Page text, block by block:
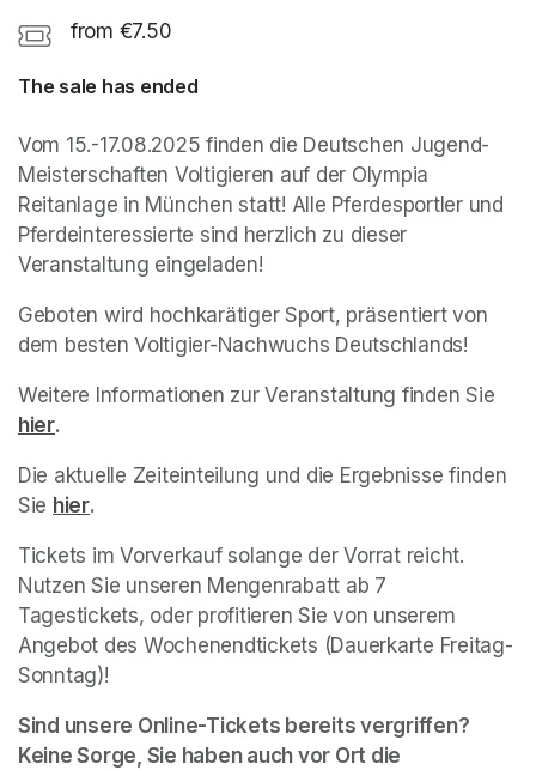
from €7.50
The sale has ended
Vom 15.-17.08.2025 finden die Deutschen Jugend-
Meisterschaften Voltigieren auf der Olympia
Reitanlage in München statt! Alle Pferdesportler und
Pferdeinteressierte sind herzlich zu dieser
Veranstaltung eingeladen!
Geboten wird hochkarätiger Sport, präsentiert von
dem besten Voltigier-Nachwuchs Deutschlands!
hier(opens in a new tab)
.
Die aktuelle Zeiteinteilung und die Ergebnisse finden
Sie hier(opens in a new tab)
.
Tickets im Vorverkauf solange der Vorrat reicht.
Nutzen Sie unseren Mengenrabatt ab 7
Tagestickets, oder profitieren Sie von unserem
Angebot des Wochenendtickets (Dauerkarte Freitag-
Sonntag)!
Sind unsere Online-Tickets bereits vergriffen?
Keine Sorge, Sie haben auch vor Ort die